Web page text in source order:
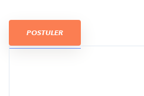
POSTULER